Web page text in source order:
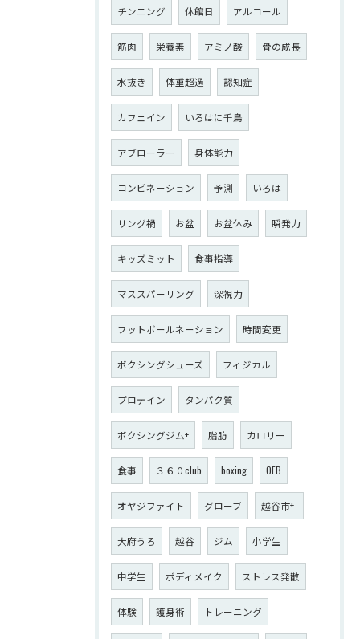
チンニング 休館日 アルコール
筋肉 栄養素 アミノ酸 骨の成長
水抜き 体重超過 認知症
カフェイン いろはに千鳥
アブローラー 身体能力
コンビネーション 予測 いろは
リング禍 お盆 お盆休み 瞬発力
キッズミット 食事指導
マススパーリング 深視力
フットボールネーション 時間変更
ボクシングシューズ フィジカル
プロテイン タンパク質
ボクシングジム+ 脂肪 カロリー
食事 ３６０club boxing OFB
オヤジファイト グローブ 越谷市+-
大府うろ 越谷 ジム 小学生
中学生 ボディメイク ストレス発散
体験 護身術 トレーニング